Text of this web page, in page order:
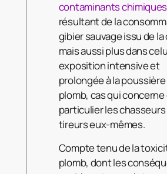
contaminants chimiques
résultant de la
gibier sauvage issu de la
mais aussi plus dans
exposition intensive et
prolongée à la
plomb, cas qui concerne
particulier les
tireurs eux-mêmes.
Compte tenu de la
plomb, dont les